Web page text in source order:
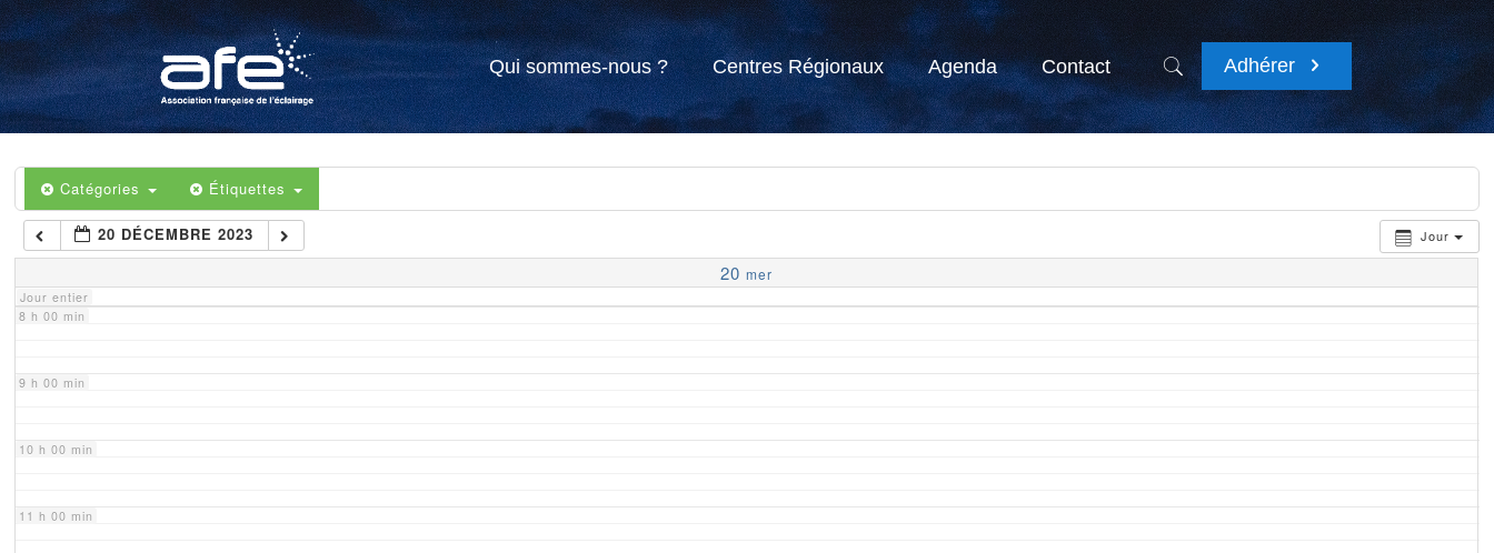
Qui sommes-nous ? Centres Régionaux Agenda Contact Adhérer
Catégories Étiquettes
Jour
20 DÉCEMBRE 2023
20 mer
Jour entier
4 h 00 min
5 h 00 min
6 h 00 min
7 h 00 min
8 h 00 min
9 h 00 min
10 h 00 min
11 h 00 min